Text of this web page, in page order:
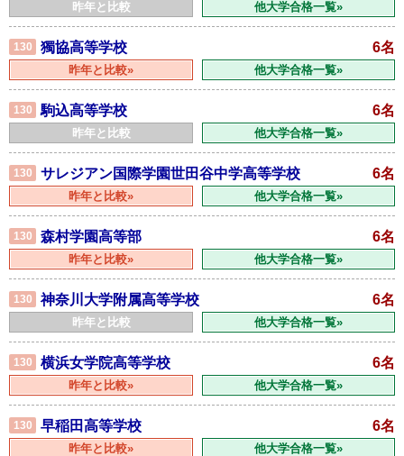
昨年と比較 他大学合格一覧»
130 獨協高等学校 6名
昨年と比較» 他大学合格一覧»
130 駒込高等学校 6名
昨年と比較 他大学合格一覧»
130 サレジアン国際学園世田谷中学高等学校 6名
昨年と比較» 他大学合格一覧»
130 森村学園高等部 6名
昨年と比較» 他大学合格一覧»
130 神奈川大学附属高等学校 6名
昨年と比較 他大学合格一覧»
130 横浜女学院高等学校 6名
昨年と比較» 他大学合格一覧»
130 早稲田高等学校 6名
昨年と比較» 他大学合格一覧»